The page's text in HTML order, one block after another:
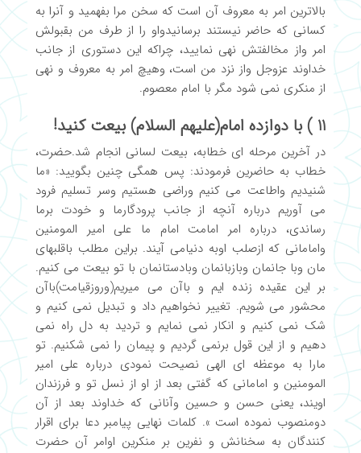
بالاترین امر به معروف آن است که سخن مرا بفهمید و آنرا به
کسانی که حاضر نیستند برسانیدواو را از طرف من بقبولش
امر واز مخالفتش نهی نمایید، چراکه این دستوری از جانب
خداوند عزوجل واز نزد من است، وهیچ امر به معروف و نهی
از منکری نمی شود مگر با امام معصوم.
11 ) با دوازده امام(علیهم السلام) بیعت کنید!
در آخرین مرحله ای خطابه، بیعت لسانی انجام شد.حضرت،
خطاب به حاضرین فرمودند: پس همگی چنین بگویید: «ما
شنیدیم واطاعت می کنیم وراضی هستیم وسر تسلیم فرود
می آوریم درباره آنچه از جانب پرودگارما و خودت برما
رساندی، درباره امر امامت امام ما علی امیر المومنین
وامامانی که ازصلب اوبه دنیامی آیند. براین مطلب باقلبهای
مان وبا جانمان وبازبانمان وبادستانمان با تو بیعت می کنیم.
بر این عقیده زنده ایم و باآن می میریم(وروزقیامت)باآن
محشور می شویم. تغییر نخواهیم داد و تبدیل نمی کنیم و
شک نمی کنیم و انکار نمی نمایم و تردید به دل راه نمی
دهیم و از این قول برنمی گردیم و پیمان را نمی شکنیم. تو
مارا به موعظه ای الهی نصیحت نمودی درباره علی امیر
المومنین و امامانی که گفتی بعد از او از نسل تو و فرزندان
اویند، یعنی حسن و حسین وآنانی که خداوند بعد از آن
دومنصوب نموده است ». کلمات نهایی پیامبر دعا برای اقرار
کنندگان به سخنانش و نفرین بر منکرین اوامر آن حضرت